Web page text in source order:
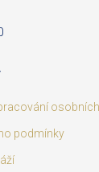
podmínky